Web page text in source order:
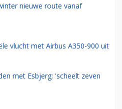
nieuwe route vanaf
vlucht met Airbus A350-900 uit
met Esbjerg: 'scheelt zeven